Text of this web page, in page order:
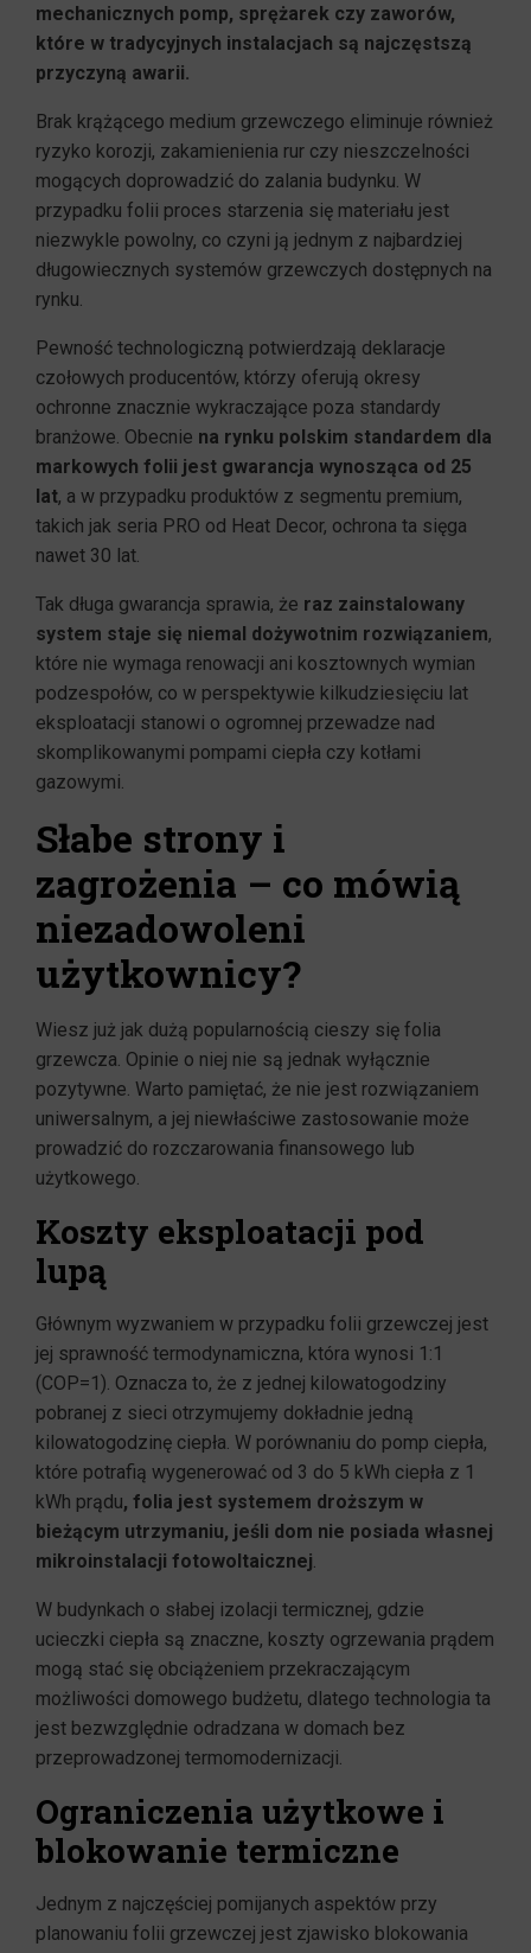
mechanicznych pomp, sprężarek czy zaworów,
które w tradycyjnych instalacjach są najczęstszą
przyczyną awarii.
Brak krążącego medium grzewczego eliminuje również
ryzyko korozji, zakamienienia rur czy nieszczelności
mogących doprowadzić do zalania budynku. W
przypadku folii proces starzenia się materiału jest
niezwykle powolny, co czyni ją jednym z najbardziej
długowiecznych systemów grzewczych dostępnych na
rynku.
Pewność technologiczną potwierdzają deklaracje
czołowych producentów, którzy oferują okresy
ochronne znacznie wykraczające poza standardy
branżowe. Obecnie na rynku polskim standardem dla
markowych folii jest gwarancja wynosząca od 25
lat, a w przypadku produktów z segmentu premium,
takich jak seria PRO od Heat Decor, ochrona ta sięga
nawet 30 lat.
Tak długa gwarancja sprawia, że raz zainstalowany
system staje się niemal dożywotnim rozwiązaniem,
które nie wymaga renowacji ani kosztownych wymian
podzespołów, co w perspektywie kilkudziesięciu lat
eksploatacji stanowi o ogromnej przewadze nad
skomplikowanymi pompami ciepła czy kotłami
gazowymi.
Słabe strony i
zagrożenia – co mówią
niezadowoleni
użytkownicy?
Wiesz już jak dużą popularnością cieszy się folia
grzewcza. Opinie o niej nie są jednak wyłącznie
pozytywne. Warto pamiętać, że nie jest rozwiązaniem
uniwersalnym, a jej niewłaściwe zastosowanie może
prowadzić do rozczarowania finansowego lub
użytkowego.
Koszty eksploatacji pod
lupą
Głównym wyzwaniem w przypadku folii grzewczej jest
jej sprawność termodynamiczna, która wynosi 1:1
(COP=1). Oznacza to, że z jednej kilowatogodziny
pobranej z sieci otrzymujemy dokładnie jedną
kilowatogodzinę ciepła. W porównaniu do pomp ciepła,
które potrafią wygenerować od 3 do 5 kWh ciepła z 1
kWh prądu, folia jest systemem droższym w
bieżącym utrzymaniu, jeśli dom nie posiada własnej
mikroinstalacji fotowoltaicznej
W budynkach o słabej izolacji termicznej, gdzie
ucieczki ciepła są znaczne, koszty ogrzewania prądem
mogą stać się obciążeniem przekraczającym
możliwości domowego budżetu, dlatego technologia ta
jest bezwzględnie odradzana w domach bez
przeprowadzonej termomodernizacji.
Ograniczenia użytkowe i
blokowanie termiczne
Jednym z najczęściej pomijanych aspektów przy
planowaniu folii grzewczej jest zjawisko blokowania